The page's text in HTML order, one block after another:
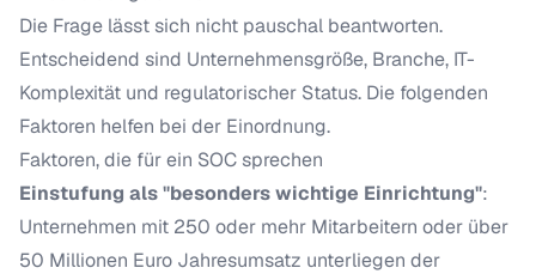
Die Frage lässt sich nicht pauschal beantworten.
Entscheidend sind Unternehmensgröße, Branche, IT-
Komplexität und regulatorischer Status. Die folgenden
Faktoren helfen bei der Einordnung.
Faktoren, die für ein SOC sprechen
Einstufung als "besonders wichtige Einrichtung":
Unternehmen mit 250 oder mehr Mitarbeitern oder über
50 Millionen Euro Jahresumsatz unterliegen der